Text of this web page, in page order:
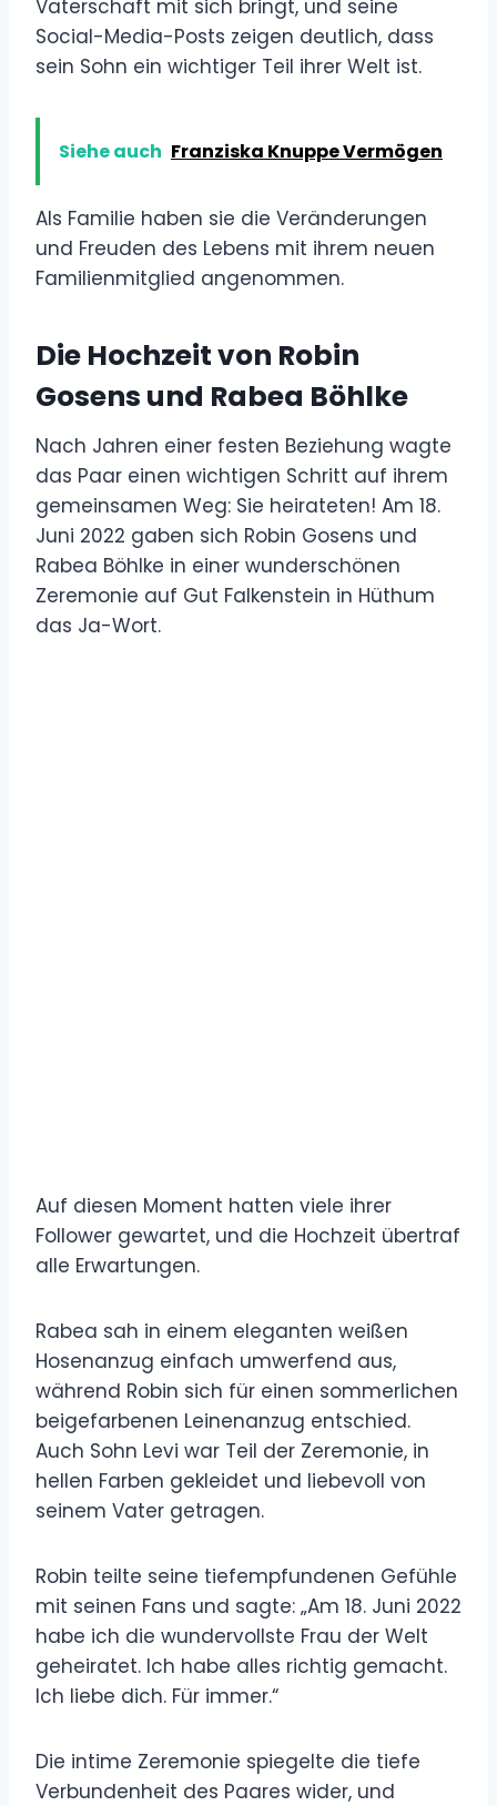
Vaterschaft mit sich bringt, und seine
Social-Media-Posts zeigen deutlich, dass
sein Sohn ein wichtiger Teil ihrer Welt ist.
Siehe auch Franziska Knuppe Vermögen
Als Familie haben sie die Veränderungen
und Freuden des Lebens mit ihrem neuen
Familienmitglied angenommen.
Die Hochzeit von Robin
Gosens und Rabea Böhlke
Nach Jahren einer festen Beziehung wagte
das Paar einen wichtigen Schritt auf ihrem
gemeinsamen Weg: Sie heirateten! Am 18.
Juni 2022 gaben sich Robin Gosens und
Rabea Böhlke in einer wunderschönen
Zeremonie auf Gut Falkenstein in Hüthum
das Ja-Wort.
Auf diesen Moment hatten viele ihrer
Follower gewartet, und die Hochzeit übertraf
alle Erwartungen.
Rabea sah in einem eleganten weißen
Hosenanzug einfach umwerfend aus,
während Robin sich für einen sommerlichen
beigefarbenen Leinenanzug entschied.
Auch Sohn Levi war Teil der Zeremonie, in
hellen Farben gekleidet und liebevoll von
seinem Vater getragen.
Robin teilte seine tiefempfundenen Gefühle
mit seinen Fans und sagte: „Am 18. Juni 2022
habe ich die wundervollste Frau der Welt
geheiratet. Ich habe alles richtig gemacht.
Ich liebe dich. Für immer.“
Die intime Zeremonie spiegelte die tiefe
Verbundenheit des Paares wider, und